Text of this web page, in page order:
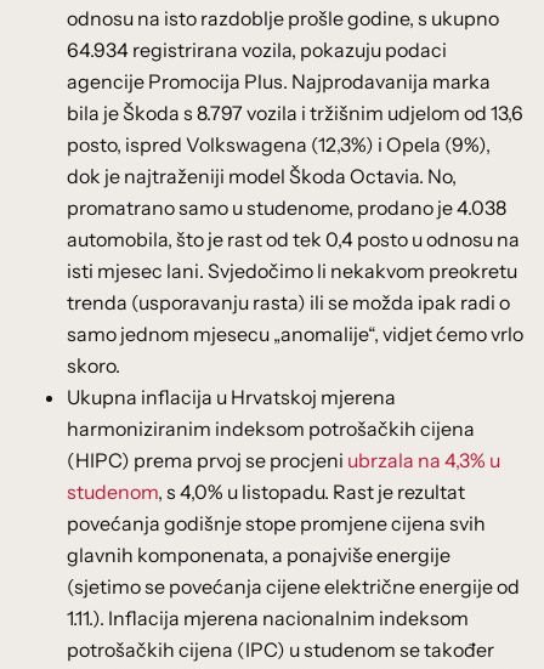
odnosu na isto razdoblje prošle godine, s ukupno
64.934 registrirana vozila, pokazuju podaci
agencije Promocija Plus. Najprodavanija marka
bila je Škoda s 8.797 vozila i tržišnim udjelom od 13,6
posto, ispred Volkswagena (12,3%) i Opela (9%),
dok je najtraženiji model Škoda Octavia. No,
promatrano samo u studenome, prodano je 4.038
automobila, što je rast od tek 0,4 posto u odnosu na
isti mjesec lani. Svjedočimo li nekakvom preokretu
trenda (usporavanju rasta) ili se možda ipak radi o
samo jednom mjesecu „anomalije“, vidjet ćemo vrlo
skoro.
Ukupna inflacija u Hrvatskoj mjerena
harmoniziranim indeksom potrošačkih cijena
(HIPC) prema prvoj se procjeni ubrzala na 4,3% u
studenom, s 4,0% u listopadu. Rast je rezultat
povećanja godišnje stope promjene cijena svih
glavnih komponenata, a ponajviše energije
(sjetimo se povećanja cijene električne energije od
1.11.). Inflacija mjerena nacionalnim indeksom
potrošačkih cijena (IPC) u studenom se također